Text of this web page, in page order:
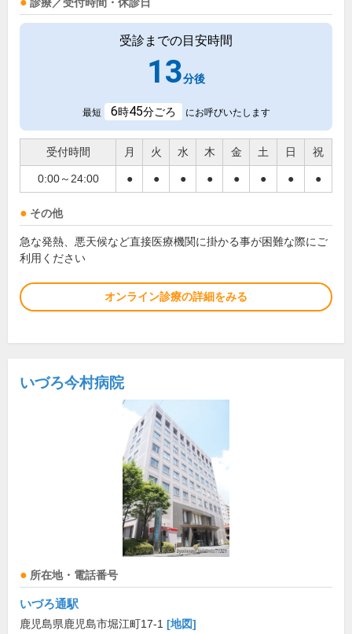
診療／受付時間・休診日
受診までの目安時間
13分後
最短 6時45分ごろ にお呼びいたします
受付時間 月 火 水 木 金 土 日 祝
0:00～24:00 ● ● ● ● ● ● ● ●
その他
急な発熱、悪天候など直接医療機関に掛かる事が困難な際にご
利用ください
オンライン診療の詳細をみる
いづろ今村病院
所在地・電話番号
いづろ通駅
鹿児島県鹿児島市堀江町17-1 [地図]